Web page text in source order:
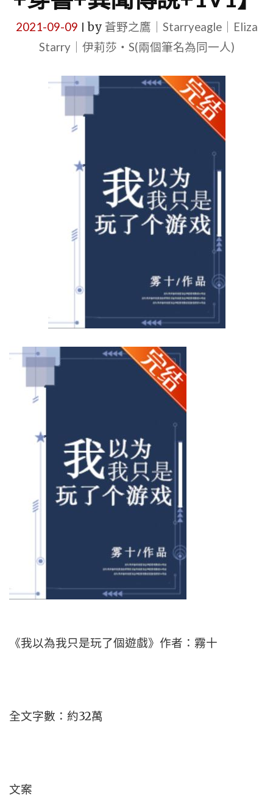
2021-09-09 by 蒼野之鷹｜Starryeagle｜Eliza
Starry｜伊莉莎・S(兩個筆名為同一人)
《我以為我只是玩了個遊戲》作者：霧十
全文字數：約32萬
文案